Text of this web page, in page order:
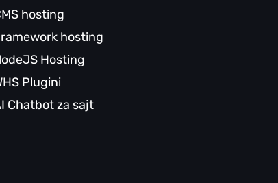
hosting
hosting
Hosting
Plugini
Chatbot za sajt